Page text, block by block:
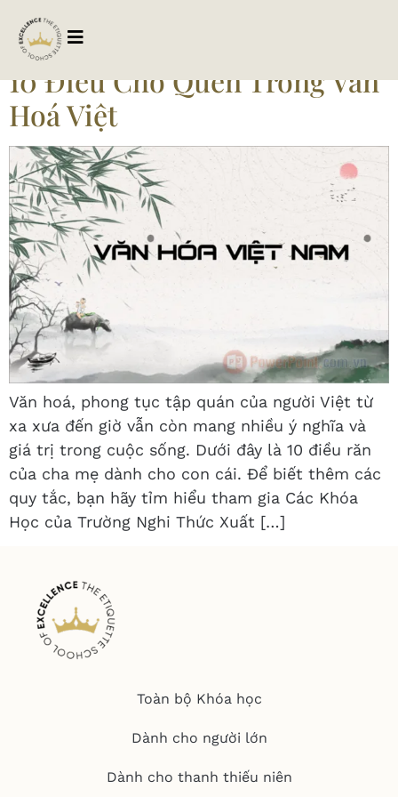
Tag:
10 Điều Chớ Quên Trong Văn
Hoá Việt
Văn hoá, phong tục tập quán của người Việt từ
xa xưa đến giờ vẫn còn mang nhiều ý nghĩa và
giá trị trong cuộc sống. Dưới đây là 10 điều răn
của cha mẹ dành cho con cái. Để biết thêm các
quy tắc, bạn hãy tỉm hiểu tham gia Các Khóa
Học của Trường Nghi Thức Xuất […]
Toàn bộ Khóa học
Dành cho người lớn
Dành cho thanh thiếu niên